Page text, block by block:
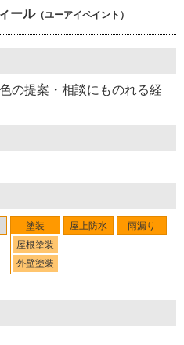
検に参りますので、安心し
雨漏りなどの不具合も入念
合が起こっていると、家の
くからです。ユーアイペイ
と実感した取材でした。
周りなどの目地や隙間に、
填する材料
ール（ユーアイペイント）
の提案・相談にものれる経
塗装
屋根塗装
外壁塗装
屋上防水 雨漏り